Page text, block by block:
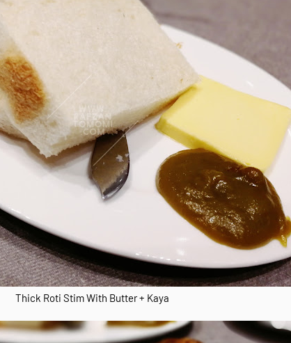
Thick Roti Stim With Butter + Kaya